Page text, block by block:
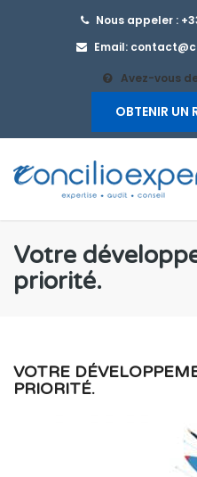
Nous appeler :
Email:
Avez-vous
OBTENIR UN
Votre
priorité.
VOTRE
PRIORITÉ.